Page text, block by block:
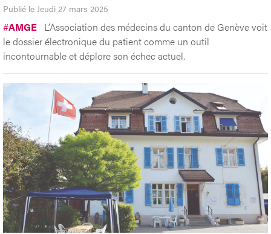
Publié le Jeudi 27 mars 2025
#AMGE L’Association des médecins du canton de Genève voit
le dossier électronique du patient comme un outil
incontournable et déplore son échec actuel.